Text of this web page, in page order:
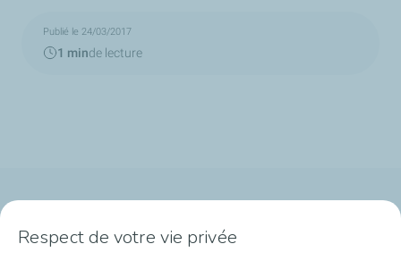
Publié le 24/03/2017
1 minde lecture
Respect de votre vie privée